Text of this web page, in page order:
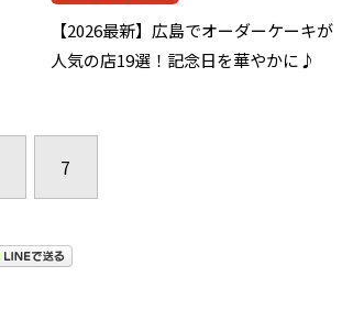
【2026最新】広島でオーダーケーキが
人気の店19選！記念日を華やかに♪
7